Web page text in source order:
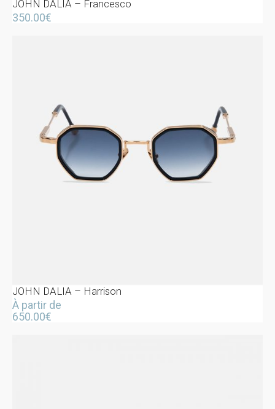
JOHN DALIA – Francesco
350.00€
JOHN DALIA – Harrison
À partir de
650.00€